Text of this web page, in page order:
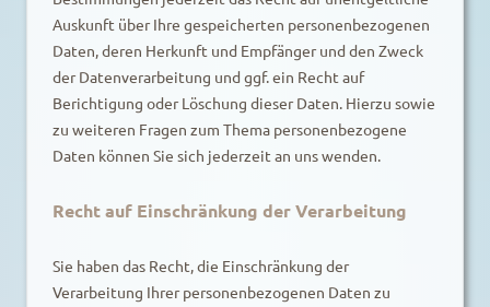
Auskunft über Ihre gespeicherten personenbezogenen
Daten, deren Herkunft und Empfänger und den Zweck
der Datenverarbeitung und ggf. ein Recht auf
Berichtigung oder Löschung dieser Daten. Hierzu sowie
zu weiteren Fragen zum Thema personenbezogene
Daten können Sie sich jederzeit an uns wenden.
Recht auf Einschränkung der Verarbeitung
Sie haben das Recht, die Einschränkung der
Verarbeitung Ihrer personenbezogenen Daten zu